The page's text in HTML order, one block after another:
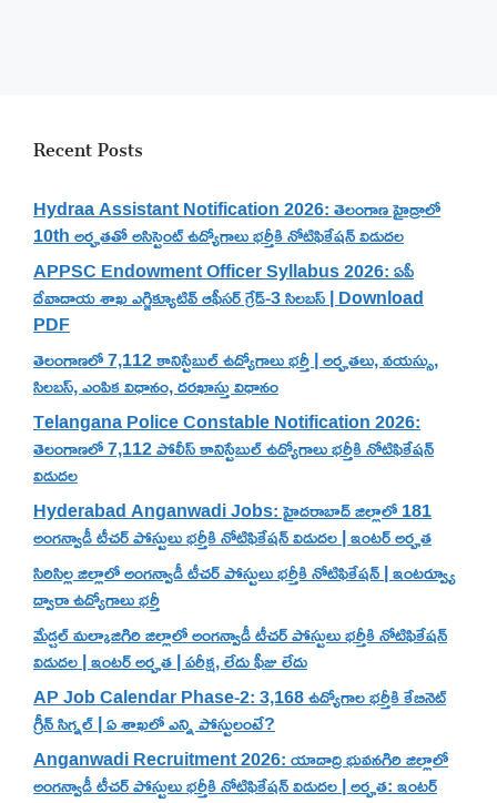
Recent Posts
Hydraa Assistant Notification 2026: తెలంగాణ హైడ్రాలో
10th అర్హతతో అసిస్టెంట్ ఉద్యోగాలు భర్తీకి నోటిఫికేషన్ విడుదల
APPSC Endowment Officer Syllabus 2026: ఏపీ
దేవాదాయ శాఖ ఎగ్జిక్యూటివ్ ఆఫీసర్ గ్రేడ్-3 సిలబస్ | Download
PDF
తెలంగాణలో 7,112 కానిస్టేబుల్ ఉద్యోగాలు భర్తీ | అర్హతలు, వయస్సు,
సిలబస్, ఎంపిక విధానం, దరఖాస్తు విధానం
Telangana Police Constable Notification 2026:
తెలంగాణలో 7,112 పోలీస్ కానిస్టేబుల్ ఉద్యోగాలు భర్తీకి నోటిఫికేషన్
విడుదల
Hyderabad Anganwadi Jobs: హైదరాబాద్ జిల్లాలో 181
అంగన్వాడీ టీచర్ పోస్టులు భర్తీకి నోటిఫికేషన్ విడుదల | ఇంటర్ అర్హత
సిరిసిల్ల జిల్లాలో అంగన్వాడీ టీచర్ పోస్టులు భర్తీకి నోటిఫికేషన్ | ఇంటర్వ్యూ
ద్వారా ఉద్యోగాలు భర్తీ
మేడ్చల్ మల్కాజిగిరి జిల్లాలో అంగన్వాడీ టీచర్ పోస్టులు భర్తీకి నోటిఫికేషన్
విడుదల | ఇంటర్ అర్హత | పరీక్ష, లేదు ఫీజు లేదు
AP Job Calendar Phase-2: 3,168 ఉద్యోగాల భర్తీకి కేబినెట్
గ్రీన్ సిగ్నల్ | ఏ శాఖలో ఎన్ని పోస్టులంటే?
Anganwadi Recruitment 2026: యాదాద్రి భువనగిరి జిల్లాలో
అంగన్వాడీ టీచర్ పోస్టులు భర్తీకి నోటిఫికేషన్ విడుదల | అర్హత: ఇంటర్